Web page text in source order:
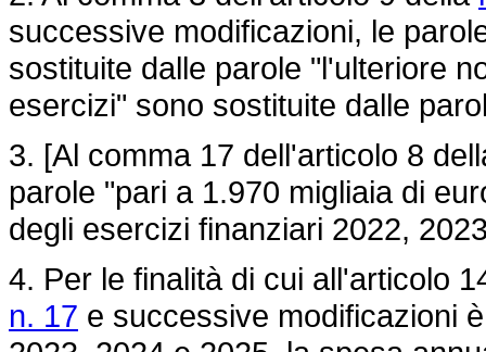
successive modificazioni, le
sostituite dalle parole "l'ulteriore
esercizi" sono sostituite dalle
3. [Al comma 17 dell'articolo 8
parole "pari a 1.970 migliaia di
degli esercizi finanziari 2022,
4. Per le finalità di cui all'articolo
n. 17 e successive modificazioni